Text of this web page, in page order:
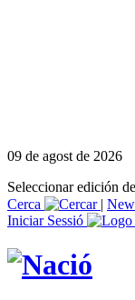
09 de agost de 2026
Seleccionar edición
Cerca
|
Iniciar Sessió